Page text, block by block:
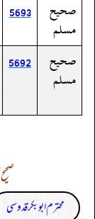
صحيح
مسلم
5693
صحيح
مسلم
5692
محترم ابوبکر قدوسی